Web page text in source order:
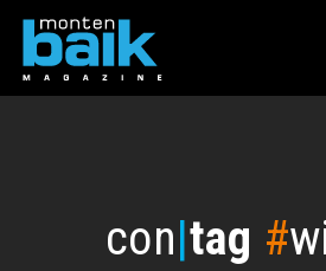
con|tag #